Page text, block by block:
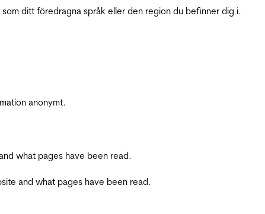
ditt föredragna språk eller den region du befinner dig i.
anonymt.
what pages have been read.
and what pages have been read.